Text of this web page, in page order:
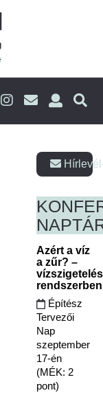
Azért a víz
a zűr? –
Építész
Tervezői
Nap
szeptember
17-én
(MÉK: 2
pont)